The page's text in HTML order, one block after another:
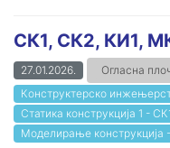
СК1, СК2, КИ1,
27.01.2026. Огласна
Конструктерско
Статика конструкција 1 -
Моделирање